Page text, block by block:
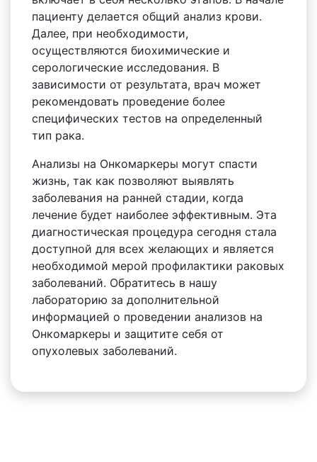
пациенту делается общий анализ крови.
Далее, при необходимости,
осуществляются биохимические и
серологические исследования. В
зависимости от результата, врач может
рекомендовать проведение более
специфических тестов на определенный
тип рака.
Анализы на Онкомаркеры могут спасти
жизнь, так как позволяют выявлять
заболевания на ранней стадии, когда
лечение будет наиболее эффективным. Эта
диагностическая процедура сегодня стала
доступной для всех желающих и является
необходимой мерой профилактики раковых
заболеваний. Обратитесь в нашу
лабораторию за дополнительной
информацией о проведении анализов на
Онкомаркеры и защитите себя от
опухолевых заболеваний.